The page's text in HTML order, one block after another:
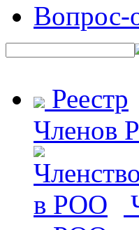
Вопрос-
Реестр
Членов